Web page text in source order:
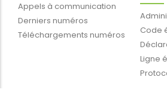
Appels à communication
Derniers numéros
Téléchargements numéros
Code
Ligne